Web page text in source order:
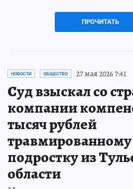
ПРОЧИТАТЬ
НОВОСТИ ОБЩЕСТВО 27 мая 2026 7:41
Суд взыскал со
компании
тысяч рублей
подростку из
области